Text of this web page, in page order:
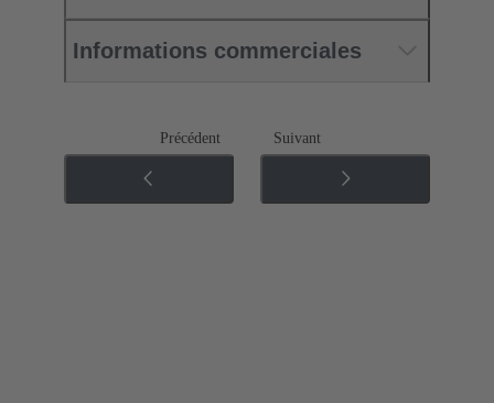
Informations commerciales
Précédent Suivant